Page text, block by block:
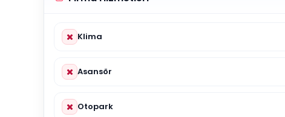
Klima
Asansör
Otopark